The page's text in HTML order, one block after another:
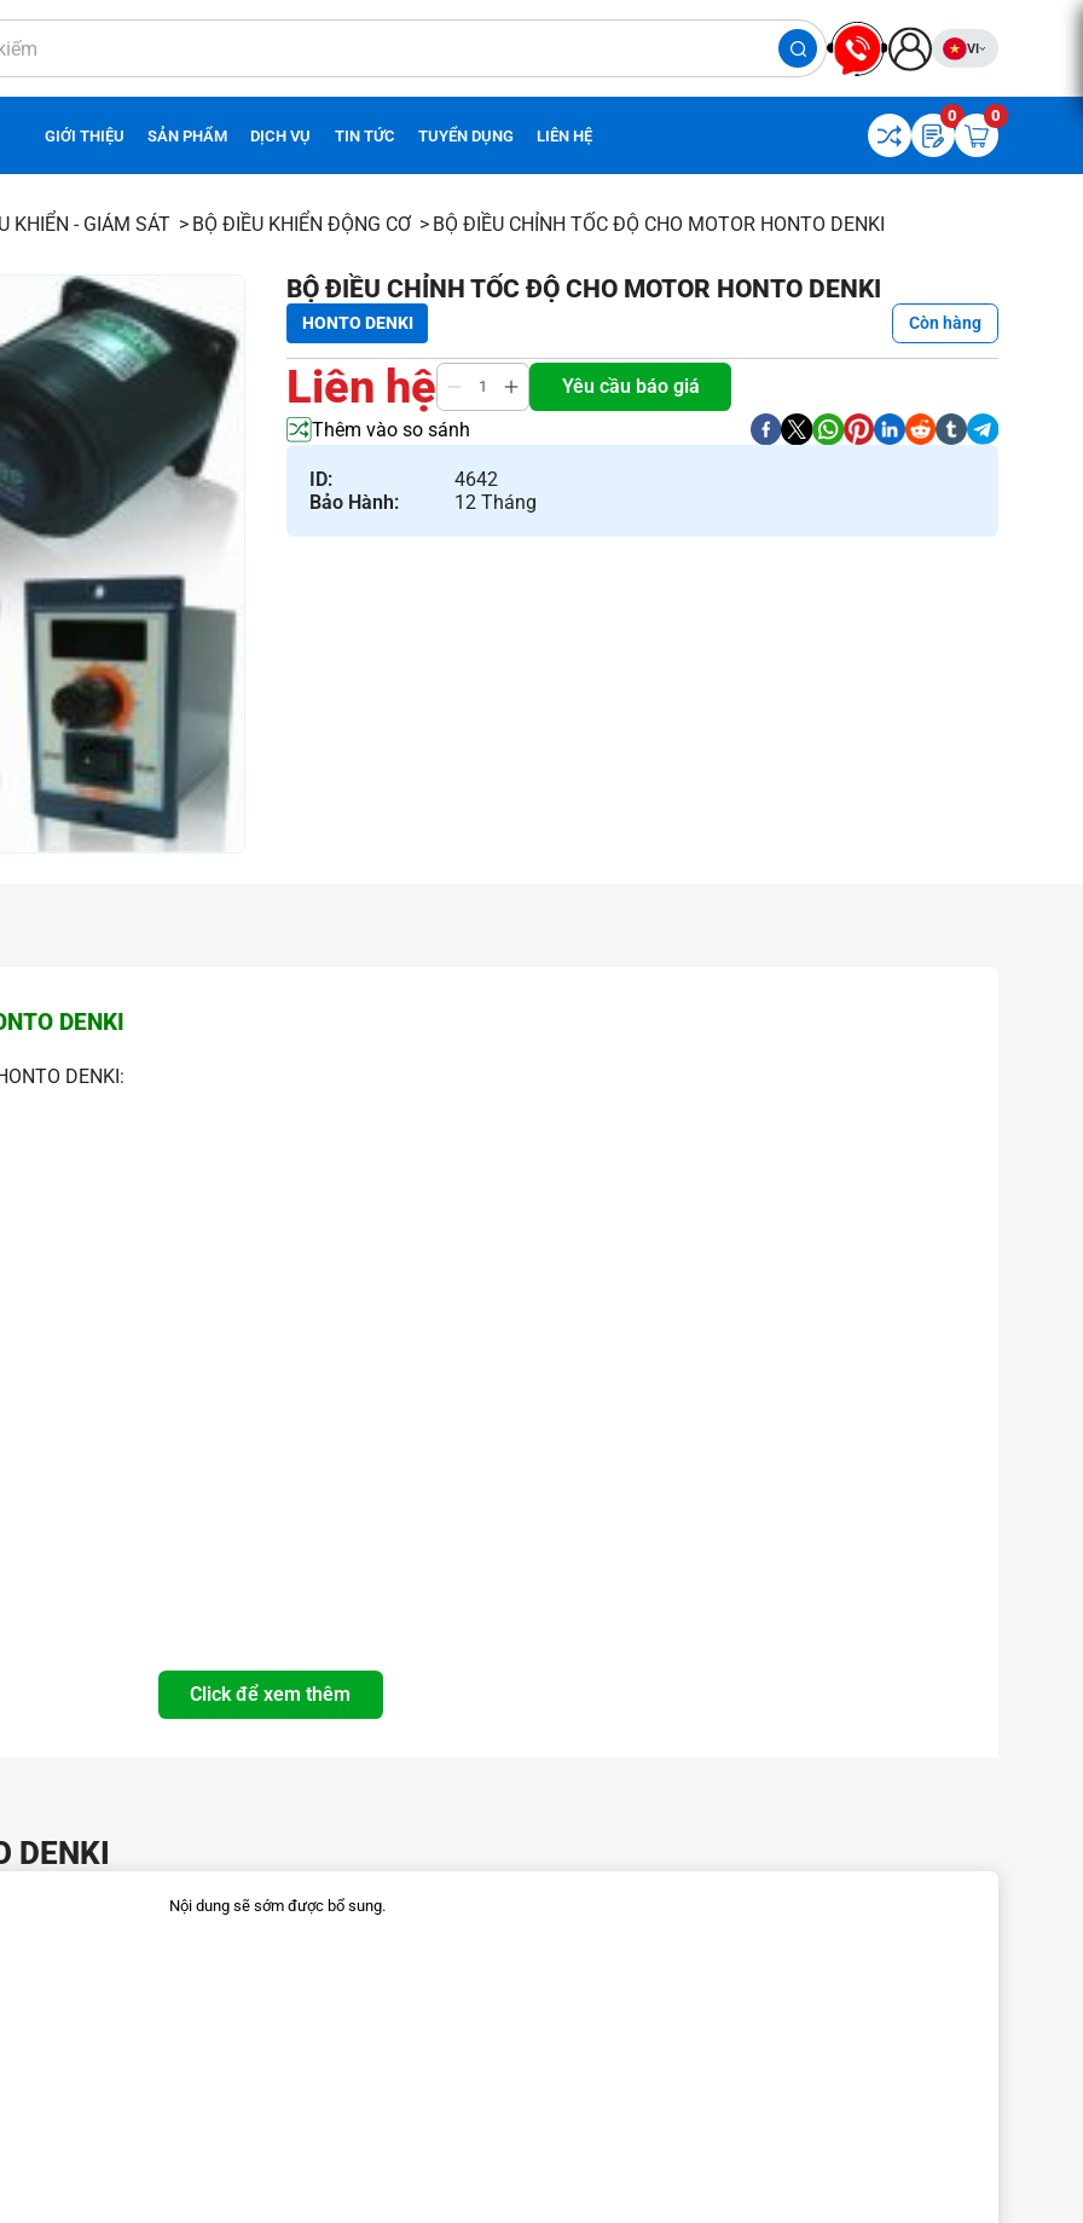
VI
GIỚI THIỆU SẢN PHẨM DỊCH VỤ TIN TỨC TUYỂN DỤNG LIÊN HỆ
0 0
KHIỂN - GIÁM SÁT BỘ ĐIỀU KHIỂN ĐỘNG CƠ BỘ ĐIỀU CHỈNH TỐC ĐỘ CHO MOTOR HONTO DENKI
BỘ ĐIỀU CHỈNH TỐC ĐỘ CHO MOTOR HONTO DENKI
HONTO DENKI Còn hàng
Liên hệ
Yêu cầu báo giá
Thêm vào so sánh
ID:
4642
Bảo Hành:
12 Tháng
DENKI
DENKI:
Click để xem thêm
DENKI
Nội dung sẽ sớm được bổ sung.